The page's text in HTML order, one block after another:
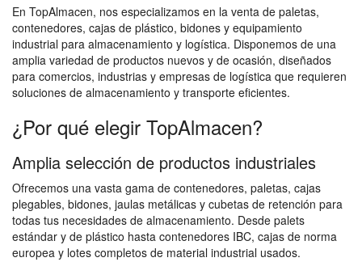
En TopAlmacen, nos especializamos en la venta de paletas,
contenedores, cajas de plástico, bidones y equipamiento
industrial para almacenamiento y logística. Disponemos de una
amplia variedad de productos nuevos y de ocasión, diseñados
para comercios, industrias y empresas de logística que requieren
soluciones de almacenamiento y transporte eficientes.
¿Por qué elegir TopAlmacen?
Amplia selección de productos industriales
Ofrecemos una vasta gama de contenedores, paletas, cajas
plegables, bidones, jaulas metálicas y cubetas de retención para
todas tus necesidades de almacenamiento. Desde palets
estándar y de plástico hasta contenedores IBC, cajas de norma
europea y lotes completos de material industrial usados.